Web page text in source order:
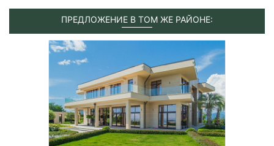
ПРЕДЛОЖЕНИЕ В ТОМ ЖЕ РАЙОНЕ: